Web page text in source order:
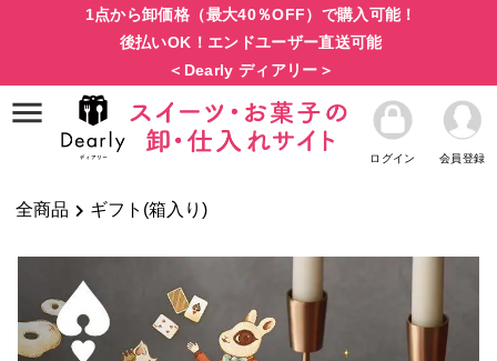
1点から卸価格（最大40％OFF）で購入可能！
後払いOK！エンドユーザー直送可能
＜Dearly ディアリー＞
ログイン 会員登録
全商品 ギフト(箱入り)